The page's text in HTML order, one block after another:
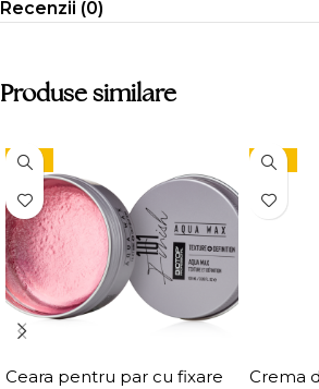
Recenzii (0)
Produse similare
-15%
Ceara pentru par cu fixare
-15%
Crema